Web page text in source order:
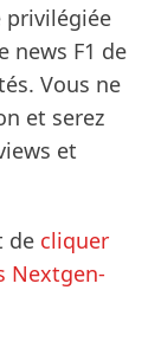
privilégiée
news F1 de
Vous ne
et serez
et
de cliquer
Nextgen-